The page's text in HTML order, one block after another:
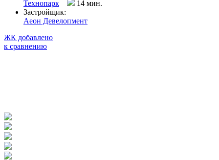
Технопарк
14 мин.
Застройщик:
Аеон Девелопмент
ЖК добавлено
к сравнению